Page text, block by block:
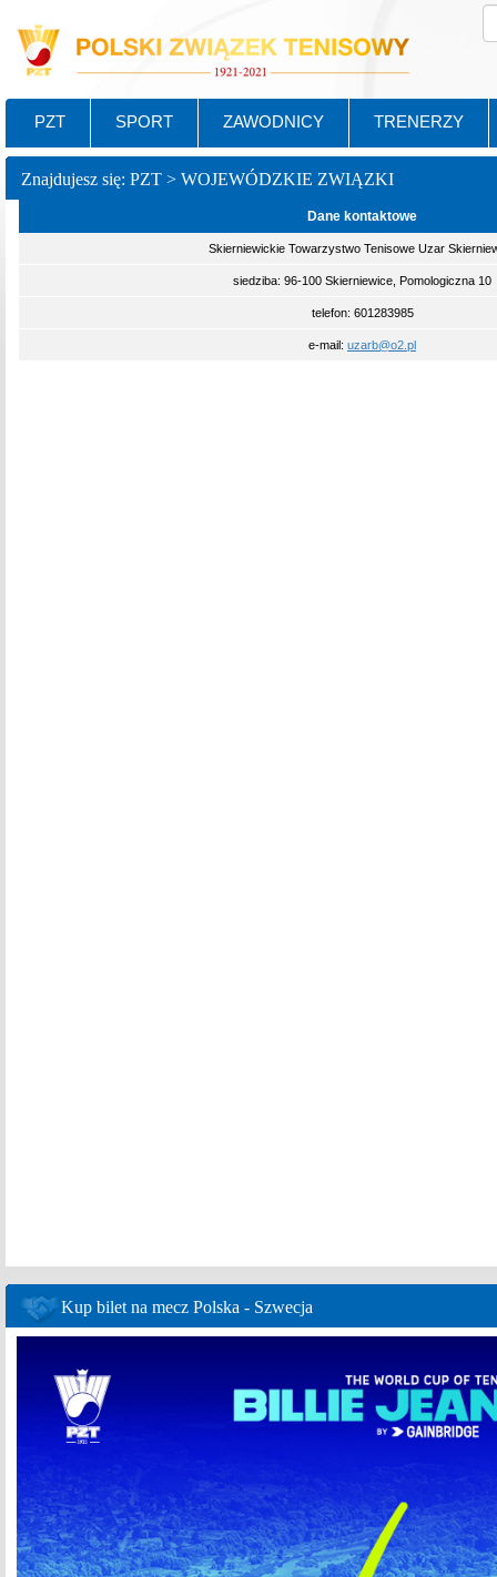
PZT SPORT ZAWODNICY TRENERZY
Znajdujesz się: PZT > WOJEWÓDZKIE ZWIĄZKI
Dane kontaktowe
Skierniewickie Towarzystwo Tenisowe Uzar
siedziba: 96-100 Skierniewice, Pomologiczna 10
telefon: 601283985
e-mail: uzarb@o2.pl
Kup bilet na mecz Polska - Szwecja